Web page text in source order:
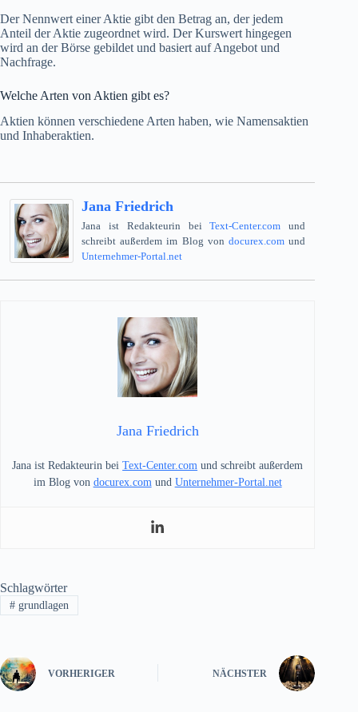
Der Nennwert einer Aktie gibt den Betrag an, der jedem
Anteil der Aktie zugeordnet wird. Der Kurswert hingegen
wird an der Börse gebildet und basiert auf Angebot und
Nachfrage.
Welche Arten von Aktien gibt es?
Aktien können verschiedene Arten haben, wie Namensaktien
und Inhaberaktien.
Jana Friedrich
Jana ist Redakteurin beiText-Center.com und
schreibt außerdem im Blog vondocurex.com und
Unternehmer-Portal.net
Jana Friedrich
Jana ist Redakteurin beiText-Center.com und schreibt außerdem
im Blog von docurex.comund Unternehmer-Portal.net
Schlagwörter
#grundlagen
VORHERIGER NÄCHSTER